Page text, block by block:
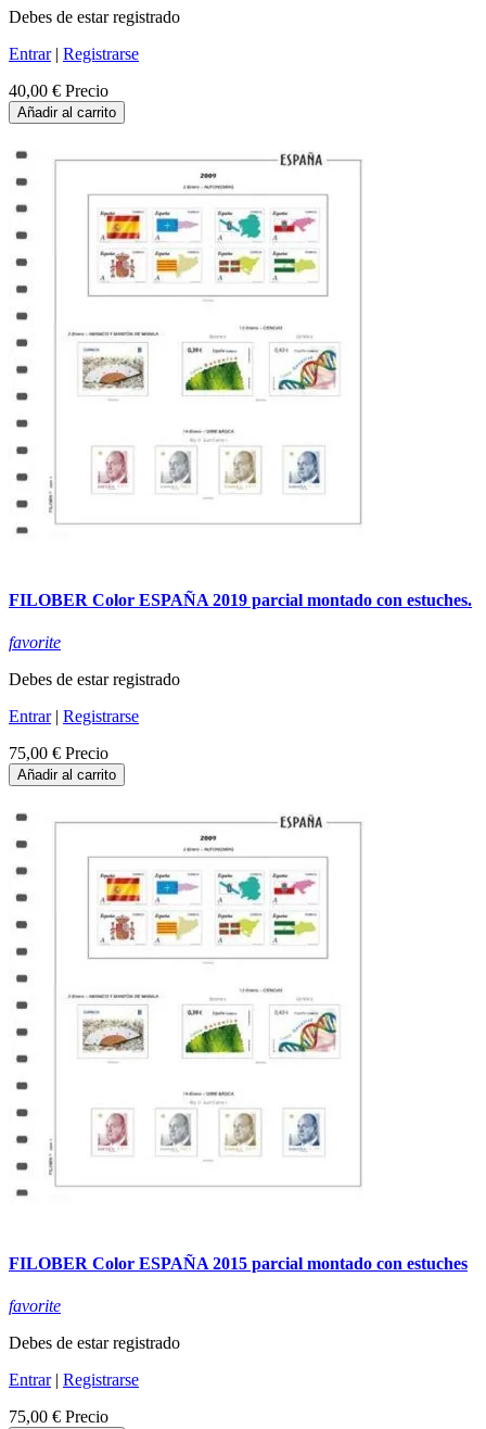
Debes de estar registrado
Entrar| Registrarse
40,00 € Precio
Añadir al carrito
FILOBER Color ESPAÑA 2019 parcial montado con estuches.
favorite
Debes de estar registrado
Entrar| Registrarse
75,00 € Precio
Añadir al carrito
FILOBER Color ESPAÑA 2015 parcial montado con estuches
favorite
Debes de estar registrado
Entrar| Registrarse
75,00 € Precio